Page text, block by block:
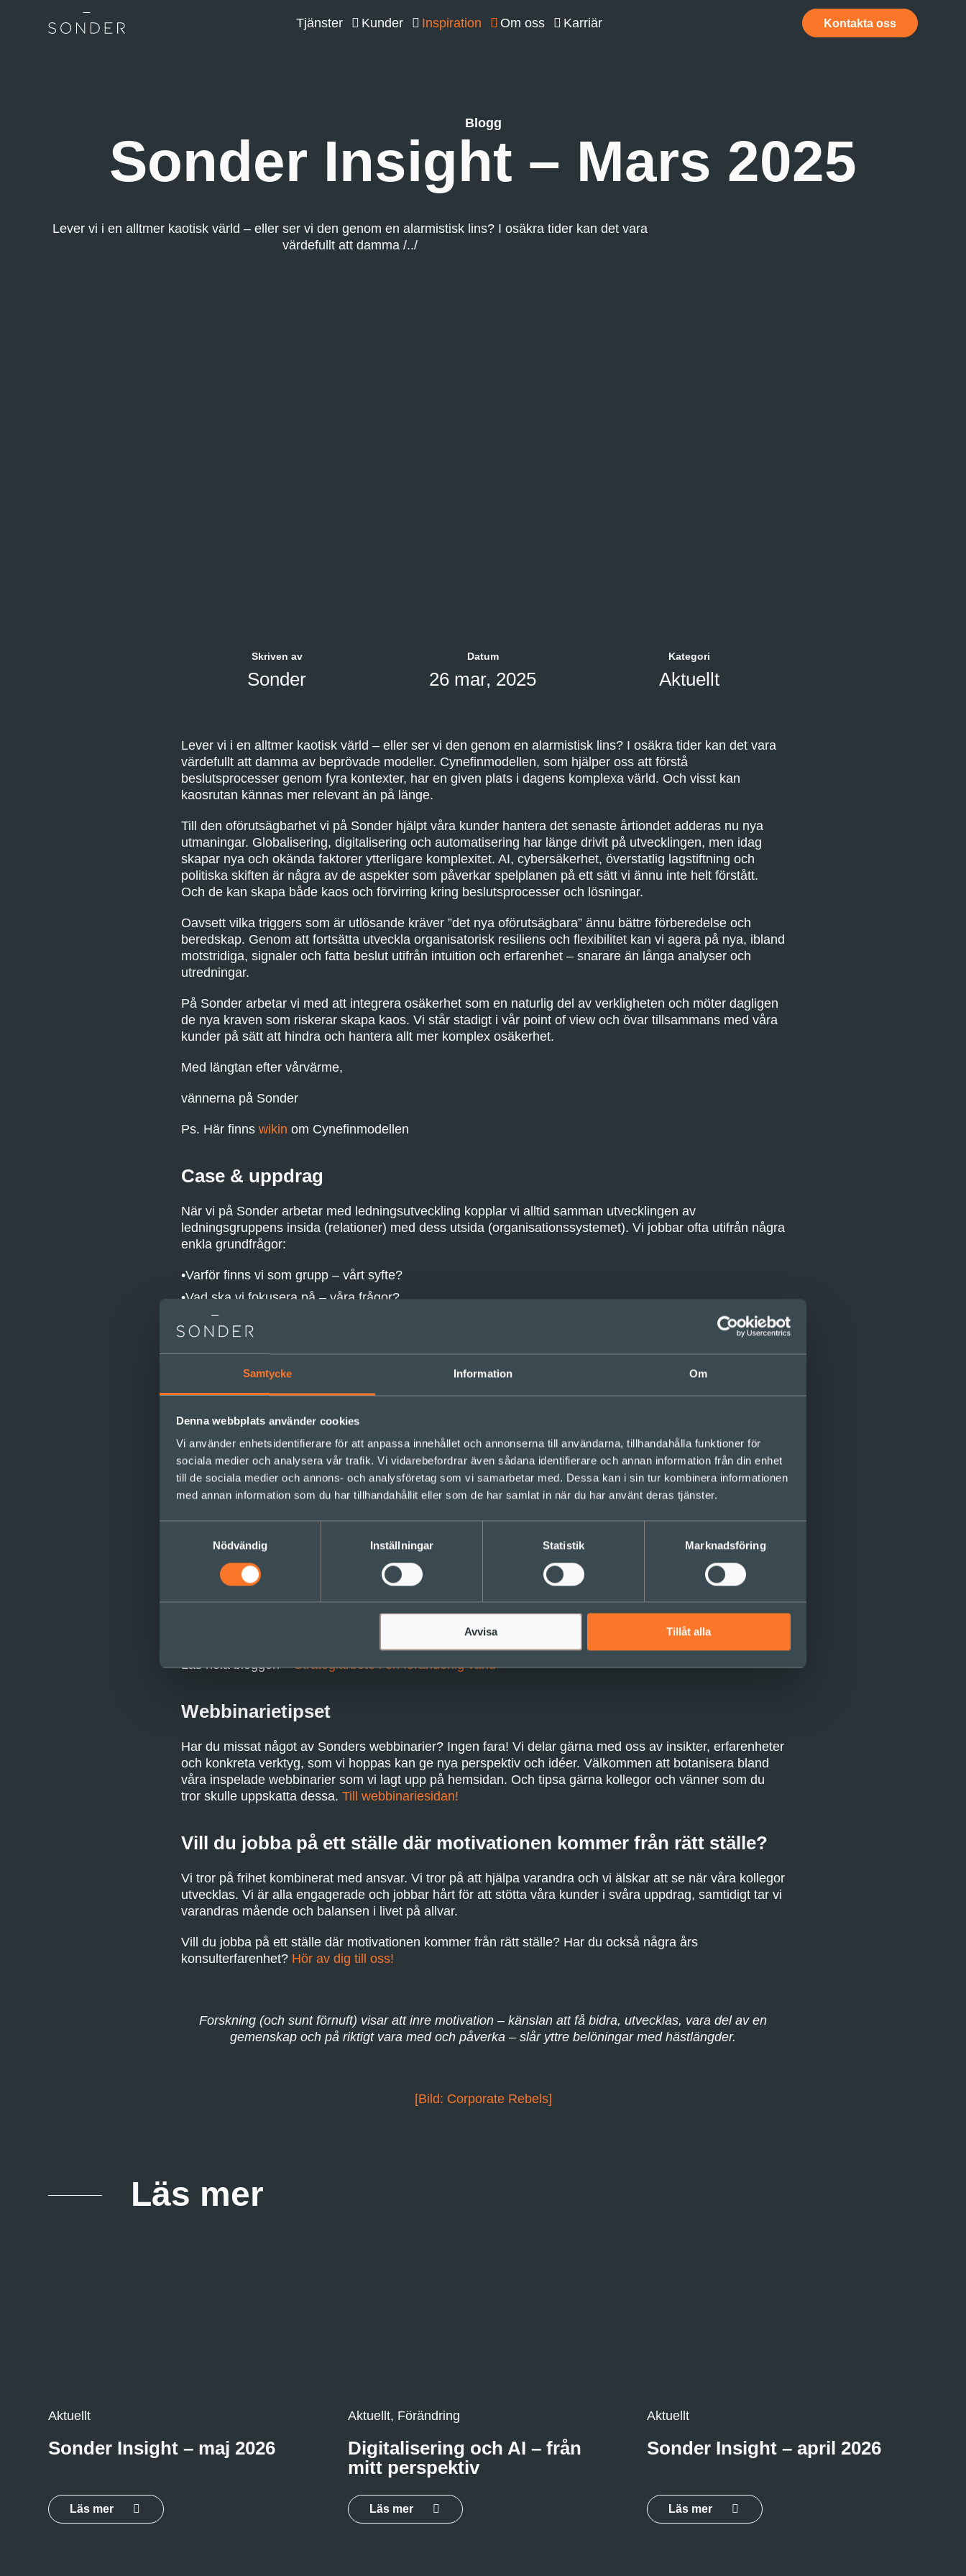
Samtycke Information Om
Denna webbplats använder cookies
Vi använder enhetsidentifierare för att anpassa innehållet och annonserna till användarna, tillhandahålla funktioner för
sociala medier och analysera vår trafik. Vi vidarebefordrar även sådana identifierare och annan information från din enhet
till de sociala medier och annons- och analysföretag som vi samarbetar med. Dessa kan i sin tur kombinera informationen
med annan information som du har tillhandahållit eller som de har samlat in när du har använt deras tjänster.
Nödvändig
Inställningar Statistik Marknadsföring
Avvisa Tillåt alla
Tjänster Kunder Inspiration Om oss Karriär Kontakta oss
Blogg
Sonder Insight – Mars 2025
Lever vi i en alltmer kaotisk värld – eller ser vi den genom en alarmistisk lins? I osäkra tider kan det vara
värdefullt att damma /../
Skriven av
Sonder
Datum
26 mar, 2025
Kategori
Aktuellt
Lever vi i en alltmer kaotisk värld – eller ser vi den genom en alarmistisk lins? I osäkra tider kan det vara
värdefullt att damma av beprövade modeller. Cynefinmodellen, som hjälper oss att förstå
beslutsprocesser genom fyra kontexter, har en given plats i dagens komplexa värld. Och visst kan
kaosrutan kännas mer relevant än på länge.
Till den oförutsägbarhet vi på Sonder hjälpt våra kunder hantera det senaste årtiondet adderas nu nya
utmaningar. Globalisering, digitalisering och automatisering har länge drivit på utvecklingen, men idag
skapar nya och okända faktorer ytterligare komplexitet. AI, cybersäkerhet, överstatlig lagstiftning och
politiska skiften är några av de aspekter som påverkar spelplanen på ett sätt vi ännu inte helt förstått.
Och de kan skapa både kaos och förvirring kring beslutsprocesser och lösningar.
Oavsett vilka triggers som är utlösande kräver ”det nya oförutsägbara” ännu bättre förberedelse och
beredskap. Genom att fortsätta utveckla organisatorisk resiliens och flexibilitet kan vi agera på nya, ibland
motstridiga, signaler och fatta beslut utifrån intuition och erfarenhet – snarare än långa analyser och
utredningar.
På Sonder arbetar vi med att integrera osäkerhet som en naturlig del av verkligheten och möter dagligen
de nya kraven som riskerar skapa kaos. Vi står stadigt i vår point of view och övar tillsammans med våra
kunder på sätt att hindra och hantera allt mer komplex osäkerhet.
Med längtan efter vårvärme,
vännerna på Sonder
Ps. Här finns wikin om Cynefinmodellen
Case & uppdrag
När vi på Sonder arbetar med ledningsutveckling kopplar vi alltid samman utvecklingen av
ledningsgruppens insida (relationer) med dess utsida (organisationssystemet). Vi jobbar ofta utifrån några
enkla grundfrågor:
Varför finns vi som grupp – vårt syfte?
Vad ska vi fokusera på – våra frågor?
Hur arbetar vi bäst tillsammans – våra samarbeten?
Vilka relationer behöver vi stärka – våra relationer?
Läs hela caset –Ledningsutveckling – teamet och systemet
Poddtipset
Jonas Söderström är en pionjär inom digital arbetsmiljö och känd som författare till boken ”Djävla
skitsystem” I podden pratar vi om hur IT-system orsakar dålig arbetsmiljö och hur systemen kan designas
för att fungera bättre för användarna.
Lyssna på avsnittet –Hur man undviker att skapa skitsystem
Bloggtipset
Den strategiska kontexten förändras snabbare än någonsin. Företag och organisationer behöver
säkerställa ett strategiarbete som inte bara ger riktning, utan också skapar förmåga att agera på nya
Läs hela bloggen –Strategiarbete i en föränderlig värld
Webbinarietipset
Har du missat något av Sonders webbinarier? Ingen fara! Vi delar gärna med oss av insikter, erfarenheter
och konkreta verktyg, som vi hoppas kan ge nya perspektiv och idéer. Välkommen att botanisera bland
våra inspelade webbinarier som vi lagt upp på hemsidan. Och tipsa gärna kollegor och vänner som du
tror skulle uppskatta dessa. Till webbinariesidan!
Vill du jobba på ett ställe där motivationen kommer från rätt ställe?
Vi tror på frihet kombinerat med ansvar. Vi tror på att hjälpa varandra och vi älskar att se när våra kollegor
utvecklas. Vi är alla engagerade och jobbar hårt för att stötta våra kunder i svåra uppdrag, samtidigt tar vi
varandras mående och balansen i livet på allvar.
Vill du jobba på ett ställe där motivationen kommer från rätt ställe? Har du också några års
konsulterfarenhet? Hör av dig till oss!
Forskning (och sunt förnuft) visar att inre motivation – känslan att få bidra, utvecklas, vara del av en
gemenskap och på riktigt vara med och påverka – slår yttre belöningar med hästlängder.
[Bild: Corporate Rebels]
Läs mer
Aktuellt
Sonder Insight – maj 2026
Läs mer
Aktuellt, Förändring
Digitalisering och AI – från
mitt perspektiv
Läs mer
Aktuellt
Sonder Insight – april 2026
Läs mer